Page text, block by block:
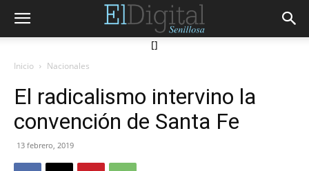
[]
Inicio Nacionales
El radicalismo intervino la
convención de Santa Fe
13 febrero, 2019